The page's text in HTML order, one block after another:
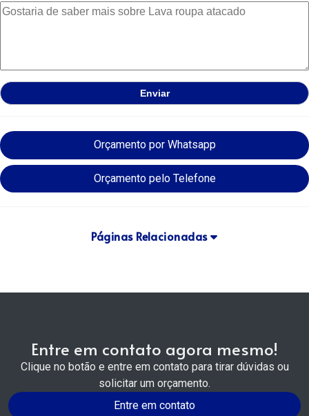
Orçamento por Whatsapp
Orçamento pelo Telefone
Páginas Relacionadas
Entre em contato agora mesmo!
Clique no botão e entre em contato para tirar dúvidas ou
solicitar um orçamento.
Entre em contato